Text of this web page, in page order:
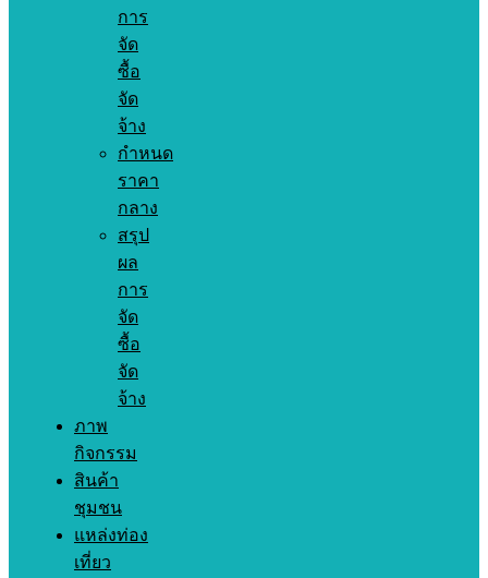
การ
จัด
ซื้อ
จัด
จ้าง
กำหนด
ราคา
กลาง
สรุป
ผล
การ
จัด
ซื้อ
จัด
จ้าง
ภาพ
กิจกรรม
สินค้า
ชุมชน
แหล่งท่อง
เที่ยว